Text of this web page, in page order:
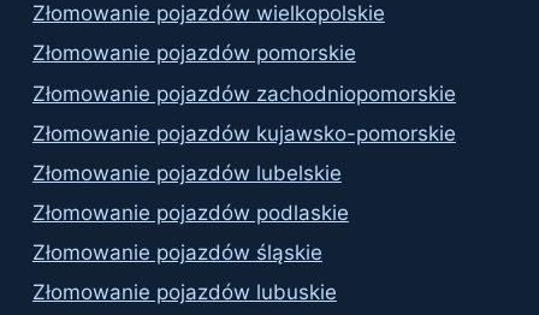
Złomowanie pojazdów wielkopolskie
Złomowanie pojazdów pomorskie
Złomowanie pojazdów zachodniopomorskie
Złomowanie pojazdów kujawsko-pomorskie
Złomowanie pojazdów lubelskie
Złomowanie pojazdów podlaskie
Złomowanie pojazdów śląskie
Złomowanie pojazdów lubuskie